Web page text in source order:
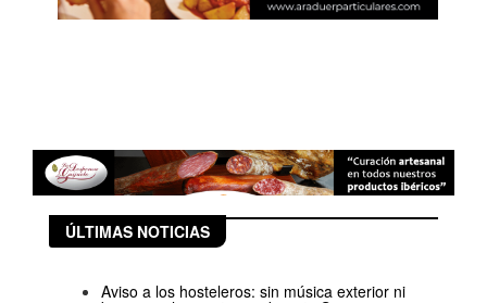
ÚLTIMAS NOTICIAS
Aviso a los hosteleros: sin música exterior ni